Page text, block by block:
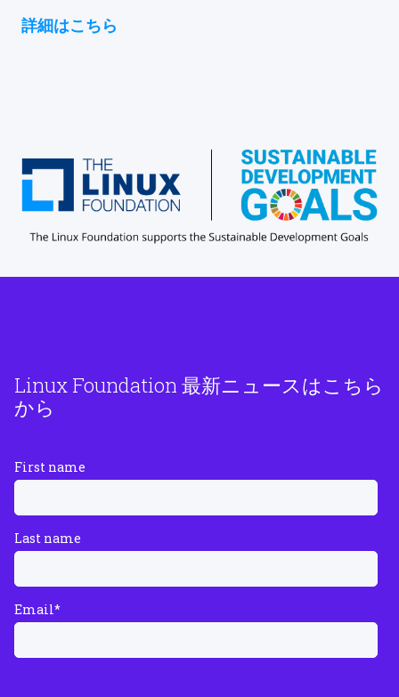
詳細はこちら
Linux Foundation 最新ニュースはこちら
から
First name
Last name
Email*